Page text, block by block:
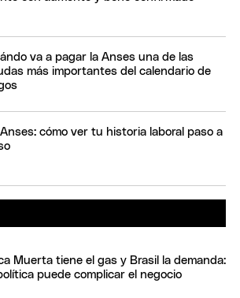
va a pagar la Anses una de las
más importantes del calendario de
cómo ver tu historia laboral paso a
Muerta tiene el gas y Brasil la demanda:
puede complicar el negocio